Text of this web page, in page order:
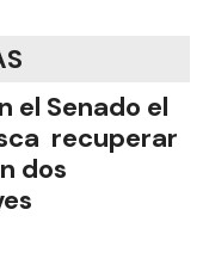
el Senado el
recuperar
dos